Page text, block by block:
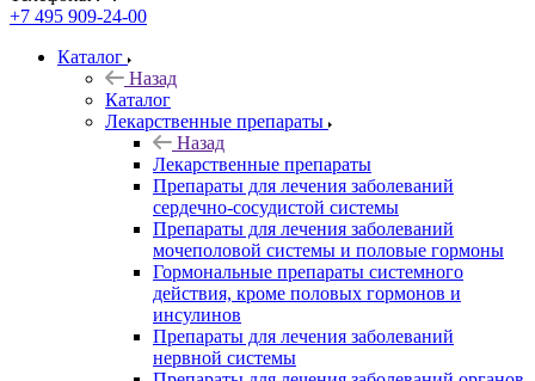
+7 495 909-24-00
Каталог
Назад
Каталог
Лекарственные препараты
Назад
Лекарственные препараты
Препараты для лечения заболеваний
сердечно-сосудистой системы
Препараты для лечения заболеваний
мочеполовой системы и половые гормоны
Гормональные препараты системного
действия, кроме половых гормонов и
инсулинов
Препараты для лечения заболеваний
нервной системы